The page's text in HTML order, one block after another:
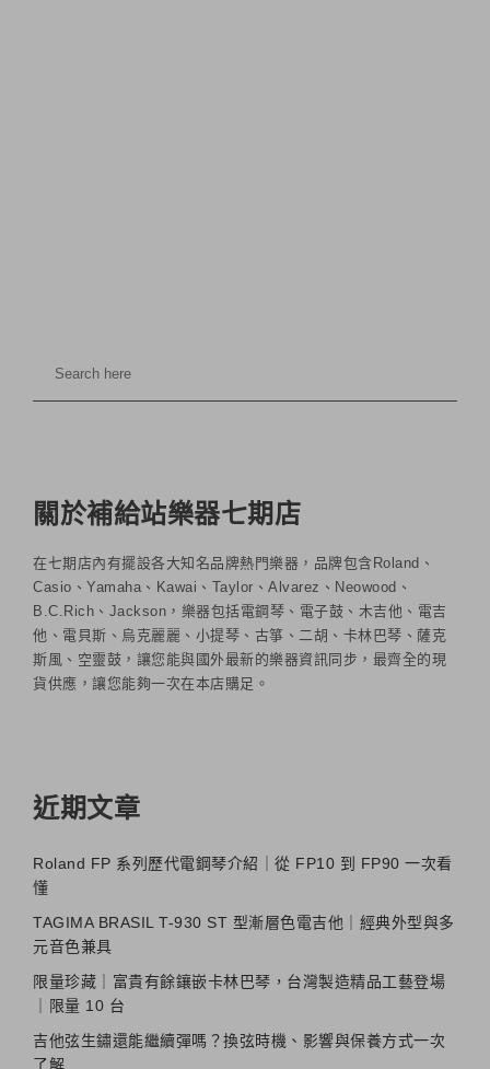
關於補給站樂器七期店
在七期店內有擺設各大知名品牌熱門樂器，品牌包含Roland、
Casio、Yamaha、Kawai、Taylor、Alvarez、Neowood、
B.C.Rich、Jackson，樂器包括電鋼琴、電子鼓、木吉他、電吉
他、電貝斯、烏克麗麗、小提琴、古箏、二胡、卡林巴琴、薩克
斯風、空靈鼓，讓您能與國外最新的樂器資訊同步，最齊全的現
貨供應，讓您能夠一次在本店購足。
近期文章
Roland FP 系列歷代電鋼琴介紹｜從 FP10 到 FP90 一次看
懂
TAGIMA BRASIL T-930 ST 型漸層色電吉他｜經典外型與多
元音色兼具
限量珍藏｜富貴有餘鑲嵌卡林巴琴，台灣製造精品工藝登場
｜限量 10 台
吉他弦生鏽還能繼續彈嗎？換弦時機、影響與保養方式一次
了解